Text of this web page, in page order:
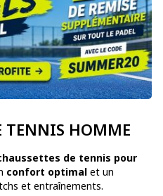
TENNIS HOMME
de tennis pour
confort optimal et un
et entraînements.